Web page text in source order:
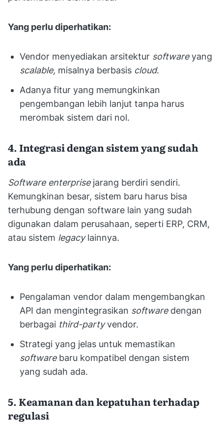
Yang perlu diperhatikan:
Vendor menyediakan arsitektur softwareyang
scalable, misalnya berbasis cloud.
Adanya fitur yang memungkinkan
pengembangan lebih lanjut tanpa harus
merombak sistem dari nol.
4. Integrasi dengan sistem yang sudah
ada
Software enterprisejarang berdiri sendiri.
Kemungkinan besar, sistem baru harus bisa
terhubung dengan software lain yang sudah
digunakan dalam perusahaan, seperti ERP, CRM,
atau sistem legacylainnya.
Yang perlu diperhatikan:
Pengalaman vendor dalam mengembangkan
API dan mengintegrasikan software dengan
berbagai third-partyvendor.
Strategi yang jelas untuk memastikan
softwarebaru kompatibel dengan sistem
yang sudah ada.
5. Keamanan dan kepatuhan terhadap
regulasi